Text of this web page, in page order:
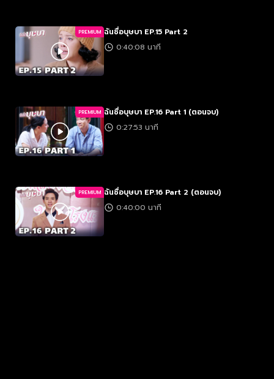
PREMIUM ฉันชื่อบุษบา EP.15 Part 2
0:40:08 นาที
PREMIUM ฉันชื่อบุษบา EP.16 Part 1 (ตอนจบ)
0:27:53 นาที
PREMIUM ฉันชื่อบุษบา EP.16 Part 2 (ตอนจบ)
0:40:00 นาที